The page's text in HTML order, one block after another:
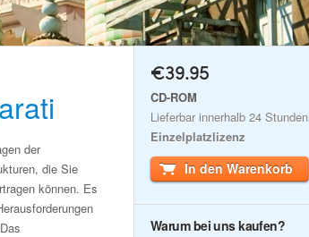
der
die Sie
können. Es
€39.95
CD-ROM
Lieferbar innerhalb 24 Stunden
Einzelplatzlizenz
In den Warenkorb
Warum bei uns kaufen?